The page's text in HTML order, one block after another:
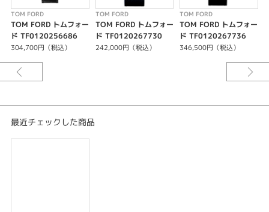
腕時計
TOM FORD
MOVEMENT -AUTOMATIC
時分秒表示/デイト表示/パワーリザーブ: 38時間
精度：日差+/-10秒
28,800振動/時、26石
TOM FORD
TOM FORD トムフォー
ド TF0120256686
304,700円（税込）
TOM FORD
TOM FORD トムフォー
ド TF0120267730
242,000円（税込）
TOM FORD
TOM FORD トムフォー
ド TF0120267736
346,500円（税込）
最近チェックした商品